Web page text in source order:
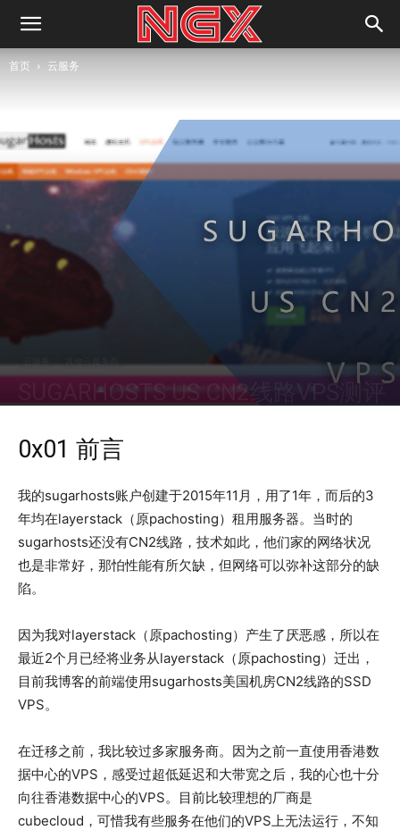
首页 云服务
云服务 其他云服务商
SUGARHOSTS US CN2线路VPS测评
0x01 前言
我的sugarhosts账户创建于2015年11月，用了1年，而后的3
年均在layerstack（原pachosting）租用服务器。当时的
sugarhosts还没有CN2线路，技术如此，他们家的网络状况
也是非常好，那怕性能有所欠缺，但网络可以弥补这部分的缺
陷。
因为我对layerstack（原pachosting）产生了厌恶感，所以在
最近2个月已经将业务从layerstack（原pachosting）迁出，
目前我博客的前端使用sugarhosts美国机房CN2线路的SSD
VPS。
在迁移之前，我比较过多家服务商。因为之前一直使用香港数
据中心的VPS，感受过超低延迟和大带宽之后，我的心也十分
向往香港数据中心的VPS。目前比较理想的厂商是
cubecloud，可惜我有些服务在他们的VPS上无法运行，不知